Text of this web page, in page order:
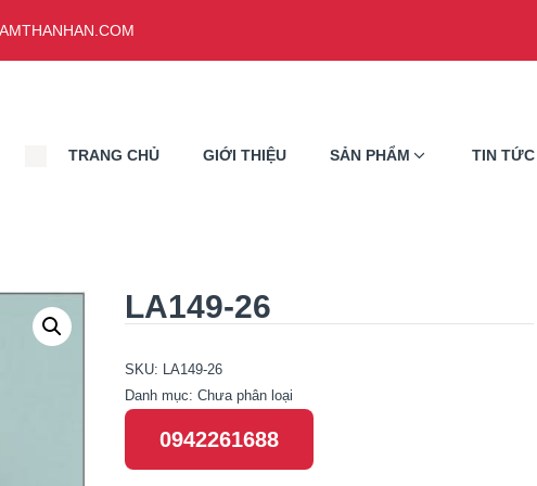
TRANG CHỦ GIỚI THIỆU SẢN PHẨM TIN TỨC
LA149-26
SKU: LA149-26
Danh mục: Chưa phân loại
0942261688